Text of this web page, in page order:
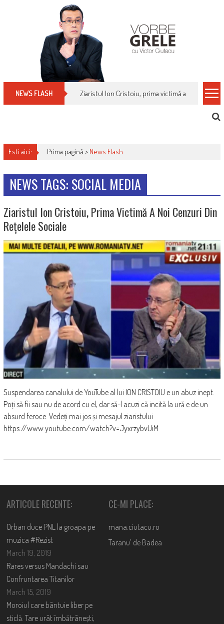
NEWS FLASH Ziaristul Ion Cristoiu, prima victimă a noi
Esti aici: Prima pagină > News Flash
NEWS TAGS: SOCIAL MEDIA
Ziaristul Ion Cristoiu, Prima Victimă A Noi Cenzuri Din
Rețelele Sociale
Suspendarea canalului de YouTube al lui ION CRISTOIU e un abuz inept.
Poți să fii sau nu de acord cu el, dar să-l acuzi că incită la ură e de un
absurd feroce. Vedeți mai jos și mesajul ziaristului
https://www.youtube.com/watch?v=JyxrzybvUiM
ARTICOLE RECENTE:
Orban duce PNL la groapa pe
muzica #Rezist
March 19, 2019
Rares versus Mandachi sau
Confruntarea Titanilor
March 15, 2019
Moroiul care bântuie liber pe
sticlă. Tare urât îmbătrânești,
CE-MI PLACE:
mana.ciutacu.ro
Taranu’ de Badea